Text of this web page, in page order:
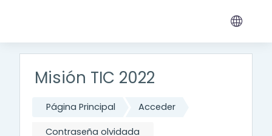
Misión TIC 2022
Página Principal Acceder
Contraseña olvidada